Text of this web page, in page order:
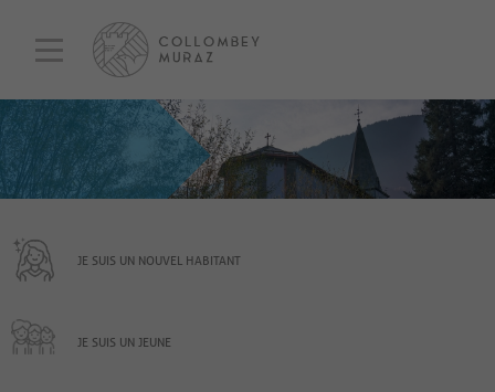
JE SUIS UN NOUVEL HABITANT
JE SUIS UN JEUNE